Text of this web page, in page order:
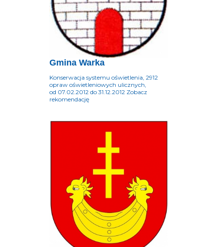
Gmina Warka
Konserwacja systemu oświetlenia, 2912
opraw oświetleniowych ulicznych,
od 07.02.2012 do 31.12.2012 Zobacz
rekomendację